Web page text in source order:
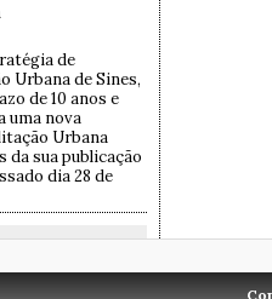
de
Urbana de Sines,
de 10 anos e
uma nova
Urbana
da sua publicação
dia 28 de